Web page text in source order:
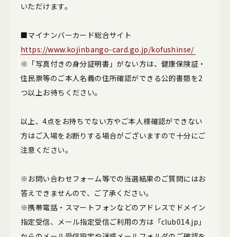
いただけます。
■マイナンバーカード総合サイト
https://www.kojinbango-card.go.jp/kofushinse/
※「写真付きの身分証明書」がない方は、健康保険証・
住民票等のご本人名義の住所確認ができる公的書類を2
つ以上お待ちください。
以上、4点をお持ちでない方やご本人様確認ができない
方はご入場をお断りする場合がございますので十分にご
注意ください。
※お問い合わせフォーム等での当選結果のご質問にはお
答えできませんので、ご了承ください。
※携帯電話・スマートフォンなどのアドレスでドメイン
指定受信、メール指定受信ご利用の方は「club014.jp」